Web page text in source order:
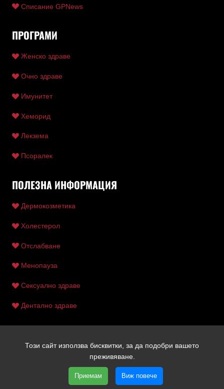
Списание GPNews
ПРОГРАМИ
Женско здраве
Очно здраве
Имунитет
Хеморид
Лекзема
Псоралек
ПОЛЕЗНА ИНФОРМАЦИЯ
Дермокозметика
Холестерол
Отслабване
Менопауза
Сексуално здраве
Дентално здраве
Copyright © 2026 Ентан | Всички права запазени | Уеб
дизайн и SEO от Трибест
Този сайт използва бисквитки, за да подобри вашето
преживяване.
Приемам Виж повече